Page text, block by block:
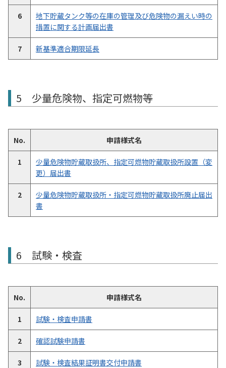
6
地下貯蔵タンク等の在庫の管理及び危険物の漏えい時の
措置に関する計画届出書
7 新基準適合期限延長
5 少量危険物、指定可燃物等
No. 申請様式名
1
少量危険物貯蔵取扱所、指定可燃物貯蔵取扱所設置（変
更）届出書
2
少量危険物貯蔵取扱所・指定可燃物貯蔵取扱所廃止届出
書
6 試験・検査
No. 申請様式名
1 試験・検査申請書
2 確認試験申請書
3 試験・検査結果証明書交付申請書